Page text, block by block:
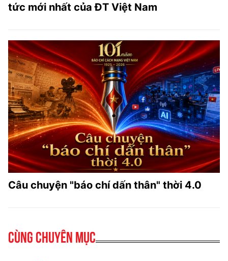
tức mới nhất của ĐT Việt Nam
Câu chuyện "báo chí dấn thân" thời 4.0
Cùng chuyên mục